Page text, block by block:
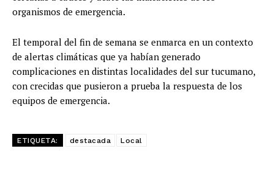
organismos de emergencia.
El temporal del fin de semana se enmarca en un contexto
de alertas climáticas que ya habían generado
complicaciones en distintas localidades del sur tucumano,
con crecidas que pusieron a prueba la respuesta de los
equipos de emergencia.
ETIQUETA: destacada Local